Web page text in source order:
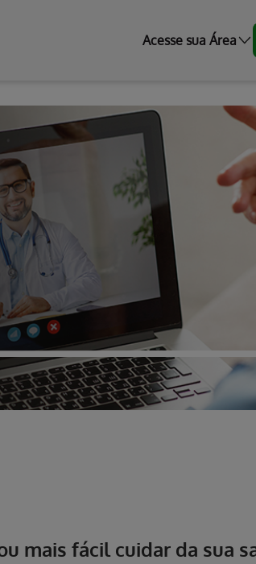
Acesse sua Área
mais fácil cuidar da sua